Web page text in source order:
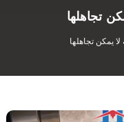
تجاهلها
يمكن تجاهلها